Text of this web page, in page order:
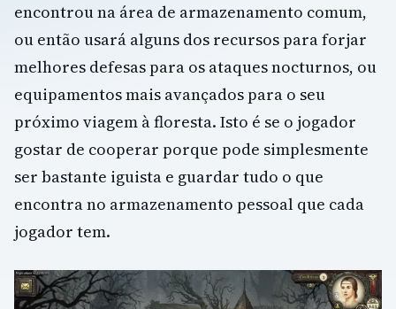
encontrou na área de armazenamento comum,
ou então usará alguns dos recursos para forjar
melhores defesas para os ataques nocturnos, ou
equipamentos mais avançados para o seu
próximo viagem à floresta. Isto é se o jogador
gostar de cooperar porque pode simplesmente
ser bastante iguista e guardar tudo o que
encontra no armazenamento pessoal que cada
jogador tem.